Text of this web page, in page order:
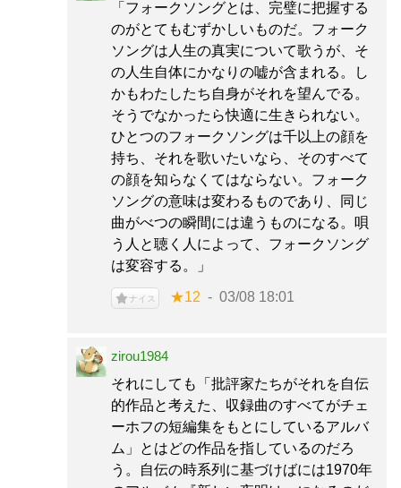
「フォークソングとは、完璧に把握する
のがとてもむずかしいものだ。フォーク
ソングは人生の真実について歌うが、そ
の人生自体にかなりの嘘が含まれる。し
かもわたしたち自身がそれを望んでる。
そうでなかったら快適に生きられない。
ひとつのフォークソングは千以上の顔を
持ち、それを歌いたいなら、そのすべて
の顔を知らなくてはならない。フォーク
ソングの意味は変わるものであり、同じ
曲がべつの瞬間には違うものになる。唄
う人と聴く人によって、フォークソング
は変容する。」
ナイス ★12 03/08 18:01
zirou1984
それにしても「批評家たちがそれを自伝
的作品と考えた、収録曲のすべてがチェ
ーホフの短編集をもとにしているアルバ
ム」とはどの作品を指しているのだろ
う。自伝の時系列に基づけばには1970年